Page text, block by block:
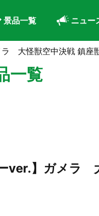
景品一覧 ニュー
ラ 大怪獣空中決戦 鎮座
一覧
ver.】ガメラ